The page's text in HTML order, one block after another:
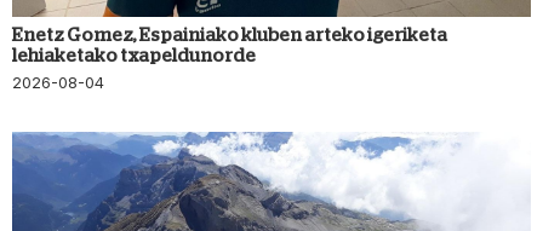
Enetz Gomez, Espainiako kluben arteko igeriketa
lehiaketako txapeldunorde
2026-08-04